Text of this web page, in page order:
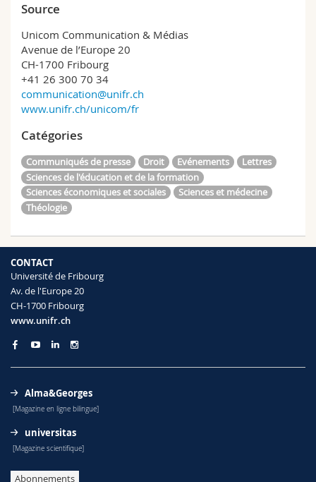
Source
Unicom Communication & Médias
Avenue de l’Europe 20
CH-1700 Fribourg
+41 26 300 70 34
communication@unifr.ch
www.unifr.ch/unicom/fr
Catégories
Communiqués de presse Droit Evénements
Lettres
Sciences de l'éducation et de la formation
Sciences économiques et sociales
Sciences et médecine
Théologie
CONTACT
Université de Fribourg
Av. de l'Europe 20
CH-1700 Fribourg
www.unifr.ch
Alma&Georges
[Magazine en ligne bilingue]
universitas
[Magazine scientifique]
Abonnements